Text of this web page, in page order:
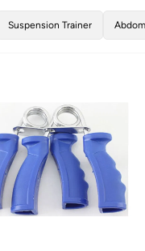
Suspension Trainer